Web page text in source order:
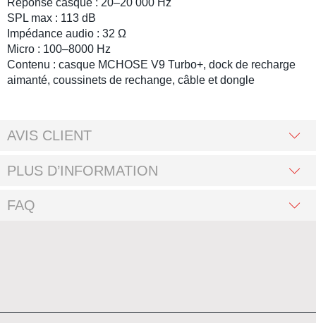
SPL max : 113 dB
Impédance audio : 32 Ω
Micro : 100–8000 Hz
Contenu : casque MCHOSE V9 Turbo+, dock de recharge
aimanté, coussinets de rechange, câble et dongle
AVIS CLIENT
PLUS D’INFORMATION
FAQ